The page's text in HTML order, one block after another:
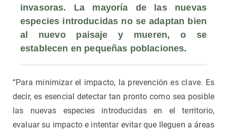
invasoras. La mayoría de las nuevas
especies introducidas no se adaptan bien
al nuevo paisaje y mueren, o se
establecen en pequeñas poblaciones.
“Para minimizar el impacto, la prevención es clave. Es
decir, es esencial detectar tan pronto como sea posible
las nuevas especies introducidas en el territorio,
evaluar su impacto e intentar evitar que lleguen a áreas